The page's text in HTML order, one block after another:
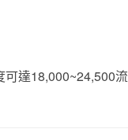
達18,000~24,500流